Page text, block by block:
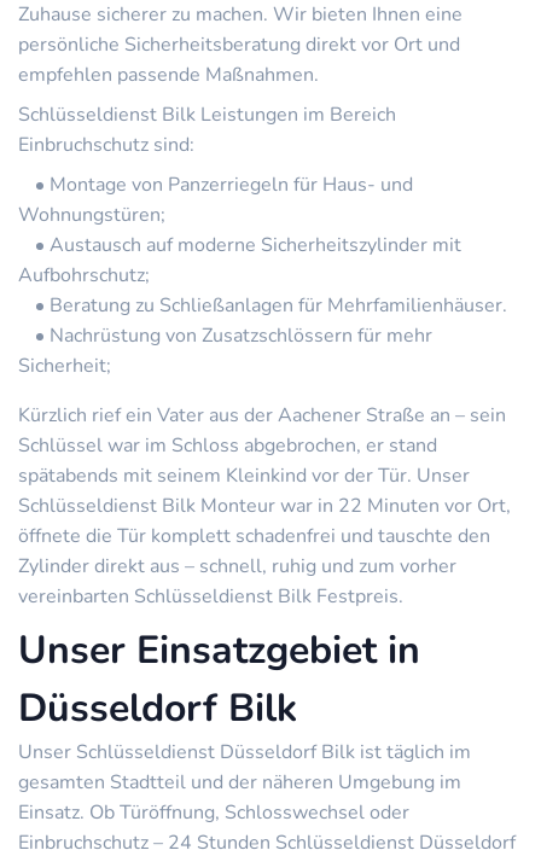
Zuhause sicherer zu machen. Wir bieten Ihnen eine
persönliche Sicherheitsberatung direkt vor Ort und
empfehlen passende Maßnahmen.
Schlüsseldienst Bilk Leistungen im Bereich
Einbruchschutz sind:
Montage von Panzerriegeln für Haus- und
Wohnungstüren;
Austausch auf moderne Sicherheitszylinder mit
Aufbohrschutz;
Beratung zu Schließanlagen für Mehrfamilienhäuser.
Nachrüstung von Zusatzschlössern für mehr
Sicherheit;
Kürzlich rief ein Vater aus der Aachener Straße an – sein
Schlüssel war im Schloss abgebrochen, er stand
spätabends mit seinem Kleinkind vor der Tür. Unser
Schlüsseldienst Bilk Monteur war in 22 Minuten vor Ort,
öffnete die Tür komplett schadenfrei und tauschte den
Zylinder direkt aus – schnell, ruhig und zum vorher
vereinbarten Schlüsseldienst Bilk Festpreis.
Unser Einsatzgebiet in
Düsseldorf Bilk
Unser Schlüsseldienst Düsseldorf Bilk ist täglich im
gesamten Stadtteil und der näheren Umgebung im
Einsatz. Ob Türöffnung, Schlosswechsel oder
Einbruchschutz – 24 Stunden Schlüsseldienst Düsseldorf